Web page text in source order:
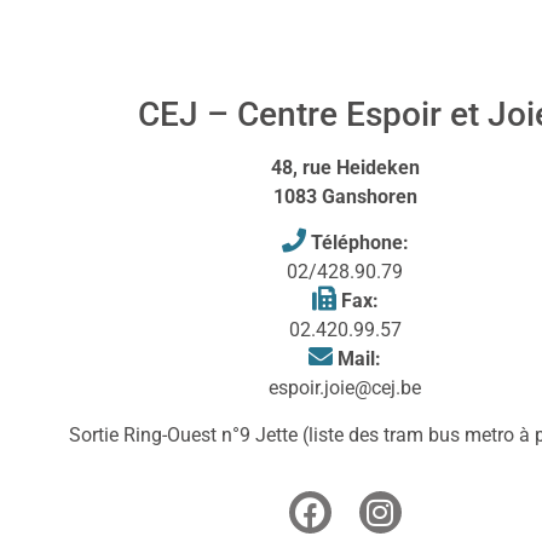
CEJ – Centre Espoir et
48, rue Heideken
1083 Ganshoren
Téléphone:
02/428.90.79
Fax:
02.420.99.57
Mail:
espoir.joie@cej.be
Sortie Ring-Ouest n°9 Jette (liste des tram bus metro à